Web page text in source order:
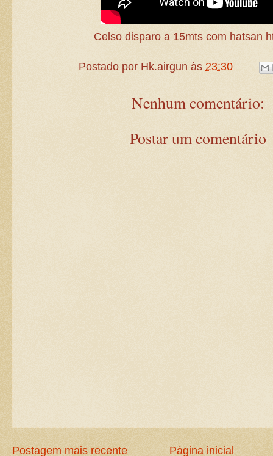
Celso disparo a 15mts com hatsan
Postado por Hk.airgun às 23:30
Nenhum comentário:
Postar um comentário
Postagem mais recente Página inicial